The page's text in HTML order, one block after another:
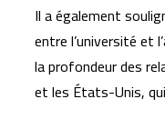
Il a également
entre l’université et
la profondeur des
et les États-Unis,